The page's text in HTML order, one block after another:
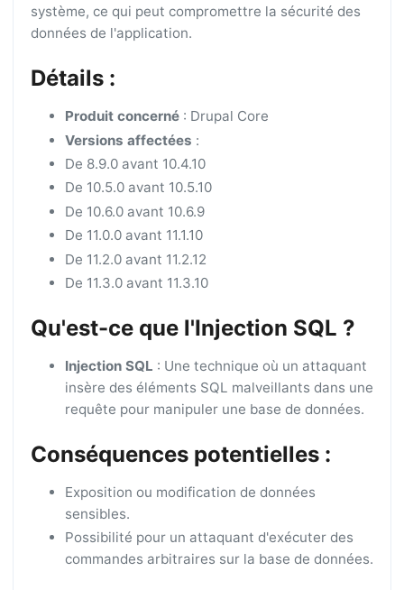
système, ce qui peut compromettre la sécurité des
données de l'application.
Détails :
Produit concerné: Drupal Core
Versions affectées :
De 8.9.0 avant 10.4.10
De 10.5.0 avant 10.5.10
De 10.6.0 avant 10.6.9
De 11.0.0 avant 11.1.10
De 11.2.0 avant 11.2.12
De 11.3.0 avant 11.3.10
Qu'est-ce que l'Injection SQL ?
Injection SQL : Une technique où un attaquant
insère des éléments SQL malveillants dans une
requête pour manipuler une base de données.
Conséquences potentielles :
Exposition ou modification de données
sensibles.
Possibilité pour un attaquant d'exécuter des
commandes arbitraires sur la base de données.